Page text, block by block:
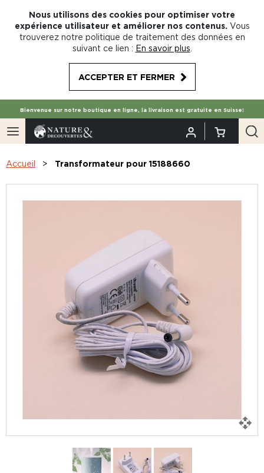
Nous utilisons des cookies pour optimiser votre
expérience utilisateur et améliorer nos contenus. Vous
trouverez notre politique de traitement des données en
suivant ce lien : En savoir plus
ACCEPTER ET FERMER
Bienvenue sur notre boutique en ligne, la livraison est gratuite en Suisse!
Accueil Transformateur pour 15188660